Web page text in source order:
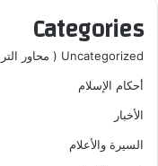
Categories
Uncategorized ( محاور التربية الإسلامية)
أحكام الإسلام
الأخبار
السيرة والأعلام